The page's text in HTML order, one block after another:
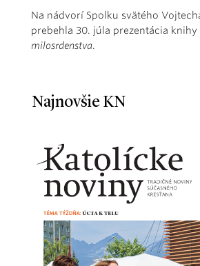
Na nádvorí Spolku svätého
prebehla 30. júla prezentácia knihy
milosrdenstva.
Najnovšie KN